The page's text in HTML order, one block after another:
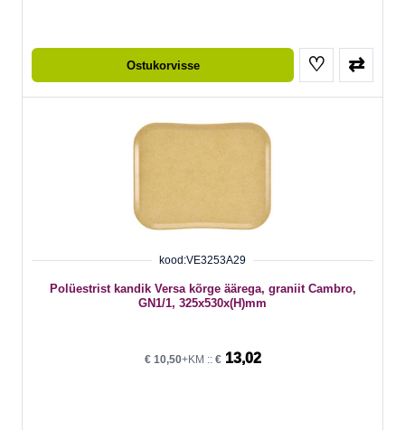
Ostukorvisse ♡ ⇄
kood:VE3253A29
Polüestrist kandik Versa kõrge äärega, graniit Cambro,
GN1/1, 325x530x(H)mm
€10,50+KM :: €13,02